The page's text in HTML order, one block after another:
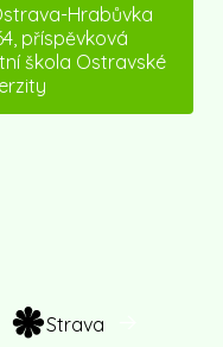
Hrabůvka
příspěvková
škola Ostravské
Strava